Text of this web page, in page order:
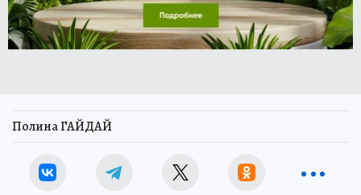
Полина ГАЙДАЙ